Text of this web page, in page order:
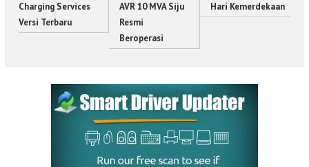
Charging Services
Versi Terbaru
AVR 10 MVA Siju
Resmi
Beroperasi
Hari Kemerdekaan